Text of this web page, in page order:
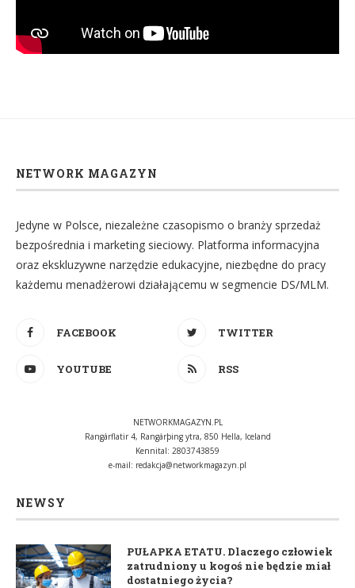
NETWORK MAGAZYN
Jedyne w Polsce, niezależne czasopismo o branży sprzedaż
bezpośrednia i marketing sieciowy. Platforma informacyjna
oraz ekskluzywne narzędzie edukacyjne, niezbędne do pracy
każdemu menadżerowi działającemu w segmencie DS/MLM.
FACEBOOK TWITTER
YOUTUBE RSS
NETWORKMAGAZYN.PL
Rangárflatir 4, Rangárþing ytra, 850 Hella, Iceland
Kennital: 2803743859
e-mail: redakcja@networkmagazyn.pl
NEWSY
PUŁAPKA ETATU. Dlaczego człowiek
zatrudniony u kogoś nie będzie miał
dostatniego życia?